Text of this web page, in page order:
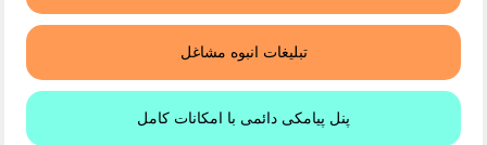
تبلیغات انبوه مشاغل
پنل پیامکی دائمی با امکانات کامل